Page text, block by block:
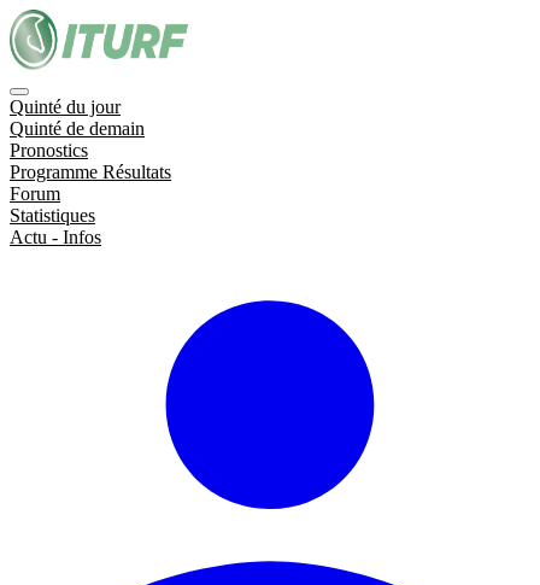
Quinté du jour
Quinté de demain
Pronostics
Programme Résultats
Forum
Statistiques
Actu - Infos